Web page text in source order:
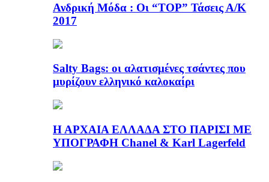
Ανδρική Μόδα : Οι “TOP” Τάσεις Α/Κ
2017
Salty Bags: οι αλατισμένες τσάντες που
μυρίζουν ελληνικό καλοκαίρι
Η ΑΡΧΑΙΑ ΕΛΛΑΔΑ ΣΤΟ ΠΑΡΙΣΙ ΜΕ
ΥΠΟΓΡΑΦΗ Chanel & Karl Lagerfeld